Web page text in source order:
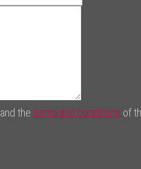
and the terms and conditions of